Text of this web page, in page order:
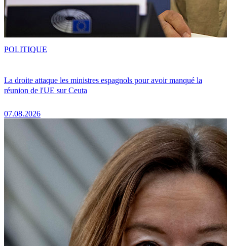
La droite attaque les ministres espagnols pour avoir manqué la
réunion de l'UE sur Ceuta
07.08.2026
POLITIQUE